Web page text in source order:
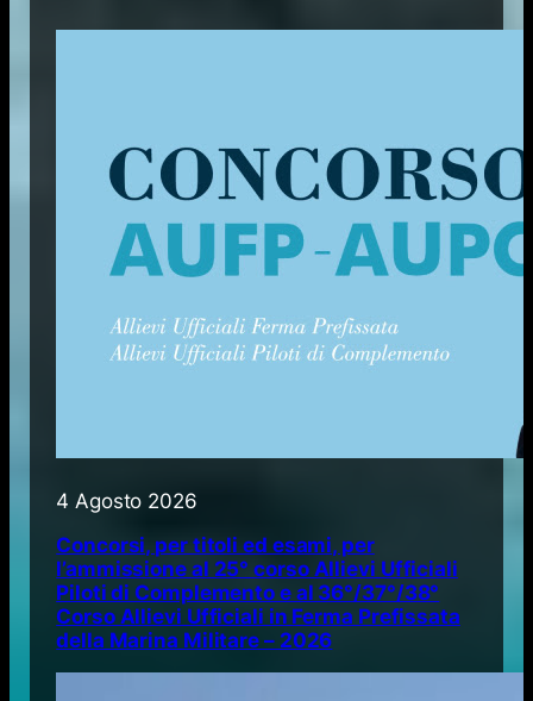
4 Agosto 2026
Concorsi, per titoli ed esami, per
l’ammissione al 25° corso Allievi Ufficiali
Piloti di Complemento e al 36°/37°/38°
Corso Allievi Ufficiali in Ferma Prefissata
della Marina Militare – 2026